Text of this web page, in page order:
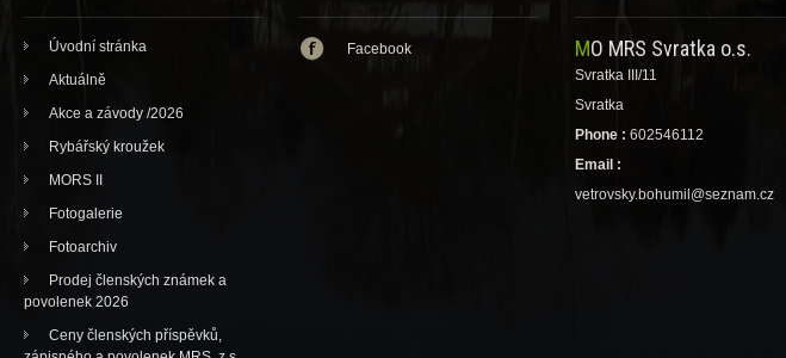
Úvodní stránka
Aktuálně
Akce a závody /2026
Rybářský kroužek
MORS II
Fotogalerie
Fotoarchiv
Prodej členských známek a
povolenek 2026
Ceny členských příspěvků,
Facebook MO MRS Svratka o.s.
Svratka III/11
Svratka
Phone : 602546112
Email :
vetrovsky.bohumil@seznam.cz